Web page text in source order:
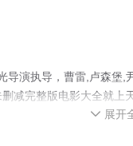
导演执导，曹雷,卢森
减完整版电影大全就
 展开